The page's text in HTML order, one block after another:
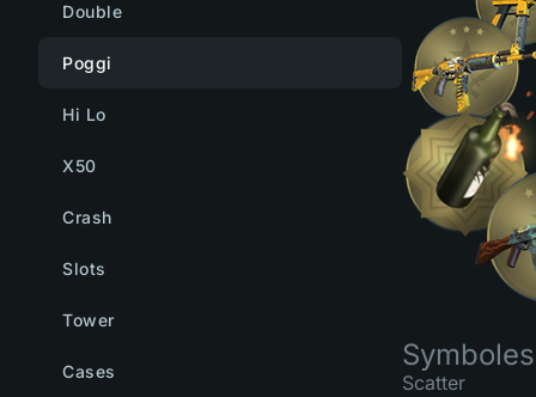
Double
Poggi
Hi Lo
X50
Crash
Slots
Tower
Cases
Scatter